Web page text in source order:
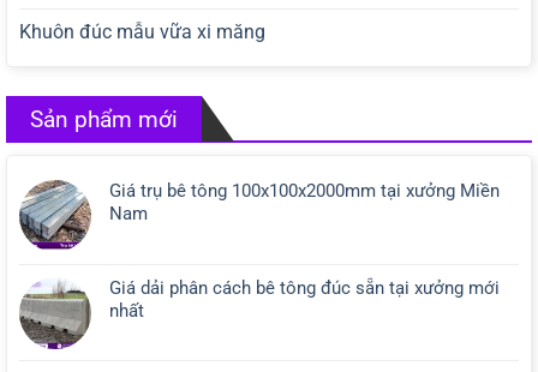
Khuôn đúc mẫu vữa xi măng
Sản phẩm mới
Giá trụ bê tông 100x100x2000mm tại xưởng Miền
Nam
Giá dải phân cách bê tông đúc sẵn tại xưởng mới
nhất